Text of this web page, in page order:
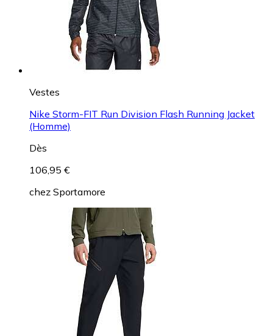
Vestes
Nike Storm-FIT Run Division Flash Running Jacket
(Homme)
Dès
106,95 €
chez Sportamore